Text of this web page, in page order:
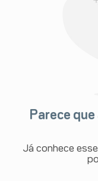
Parece
Já conhece